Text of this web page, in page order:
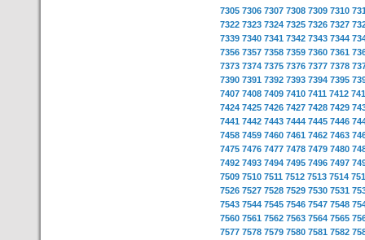
7305 7306 7307 7308 7309 7310
7322 7323 7324 7325 7326 7327
7339 7340 7341 7342 7343 7344
7356 7357 7358 7359 7360 7361
7373 7374 7375 7376 7377 7378
7390 7391 7392 7393 7394 7395
7407 7408 7409 7410 7411 7412
7424 7425 7426 7427 7428 7429
7441 7442 7443 7444 7445 7446
7458 7459 7460 7461 7462 7463
7475 7476 7477 7478 7479 7480
7492 7493 7494 7495 7496 7497
7509 7510 7511 7512 7513 7514
7526 7527 7528 7529 7530 7531
7543 7544 7545 7546 7547 7548
7560 7561 7562 7563 7564 7565
7577 7578 7579 7580 7581 7582